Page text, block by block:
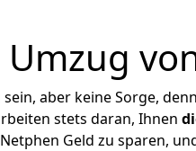
aber keine Sorge,
stets daran, Ihnen
Geld zu sparen,